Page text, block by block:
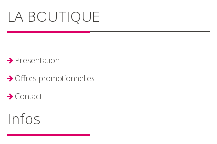
LA BOUTIQUE
Présentation
Offres promotionnelles
Contact
Infos